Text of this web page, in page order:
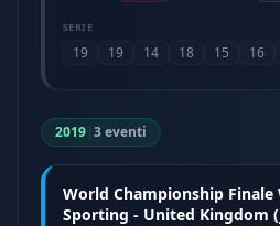
SERIE
19 19 14 18 15 16
2019|3 eventi
World Championship Finale
Sporting - United Kingdom